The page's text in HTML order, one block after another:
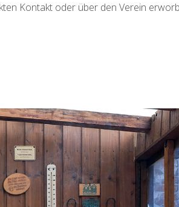
Kontakt oder über den Verein